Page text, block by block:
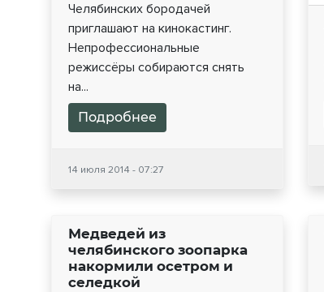
Челябинских бородачей
приглашают на кинокастинг.
Непрофессиональные
режиссёры собираются снять
на...
Подробнее
14 июля 2014 - 07:27
Медведей из
челябинского зоопарка
накормили осетром и
селедкой